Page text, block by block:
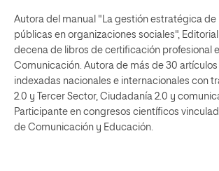
Autora del manual "La gestión estratégica de
públicas en organizaciones sociales",
decena de libros de certificación profesional
Comunicación. Autora de más de 30 artículos
indexadas nacionales e internacionales con
2.0 y Tercer Sector, Ciudadanía 2.0 y
Participante en congresos científicos
de Comunicación y Educación.